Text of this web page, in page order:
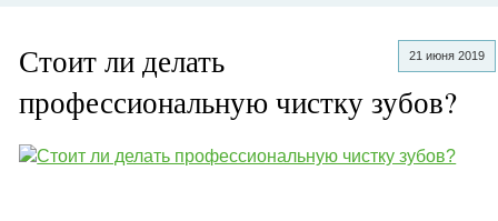
21 июня 2019
Стоит ли делать
профессиональную чистку зубов?